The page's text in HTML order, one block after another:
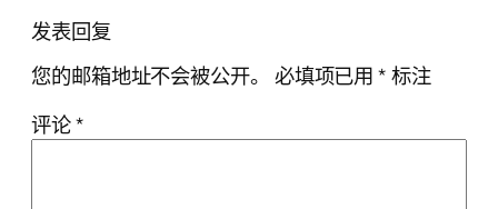
发表回复
您的邮箱地址不会被公开。 必填项已用*标注
评论*